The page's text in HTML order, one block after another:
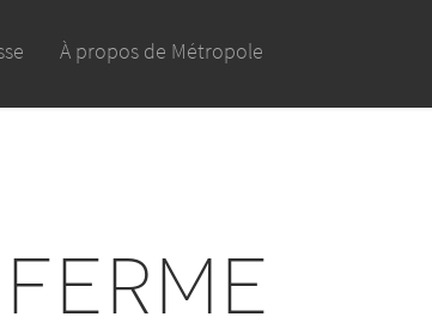
À propos de Métropole